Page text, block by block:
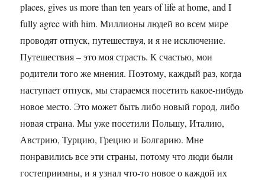
places, gives us more than ten years of life at home, and I
fully agree with him. Миллионы людей во всем мире
проводят отпуск, путешествуя, и я не исключение.
Путешествия – это моя страсть. К счастью, мои
родители того же мнения. Поэтому, каждый раз, когда
наступает отпуск, мы стараемся посетить какое-нибудь
новое место. Это может быть либо новый город, либо
новая страна. Мы уже посетили Польшу, Италию,
Австрию, Турцию, Грецию и Болгарию. Мне
понравились все эти страны, потому что люди были
гостеприимны, и я узнал что-то новое о каждой их